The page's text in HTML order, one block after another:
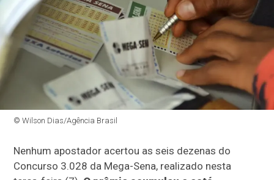
© Wilson Dias/Agência Brasil
Nenhum apostador acertou as seis dezenas do
Concurso 3.028 da Mega-Sena, realizado nesta